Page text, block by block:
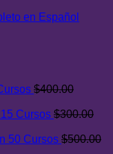
en Español
$400.00
Cursos $300.00
50 Cursos $500.00